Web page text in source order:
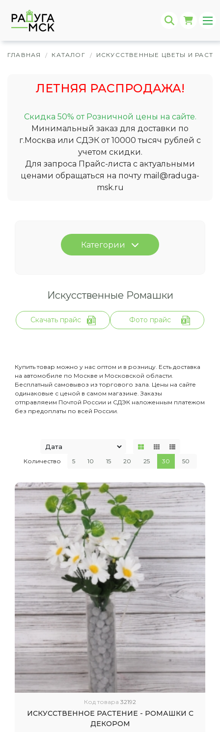
ГЛАВНАЯ / КАТАЛОГ / ИСКУССТВЕННЫЕ ЦВЕТЫ И
ЛЕТНЯЯ РАСПРОДАЖА!
Скидка 50% от Розничной цены на сайте.
Минимальный заказ для доставки по
г.Москва или СДЭК от 10000 тысяч рублей с
учетом скидки.
Для запроса Прайс-листа с актуальными
ценами обращаться на почту mail@raduga-
msk.ru
Категории
Искусственные Ромашки
Скачать прайс Фото прайс
Купить товар можно у нас оптом и в розницу. Есть доставка
на автомобиле по Москве и Московской области.
Бесплатный самовывоз из торгового зала. Цены на сайте
одинаковые с ценой в самом магазине. Заказы
отправляеим Почтой России и СДЭК наложенным платежом
без предоплаты по всей России.
Количество 5 10 15 20 25 30 50
Код товара 32192
ИСКУССТВЕННОЕ РАСТЕНИЕ - РОМАШКИ С
ДЕКОРОМ